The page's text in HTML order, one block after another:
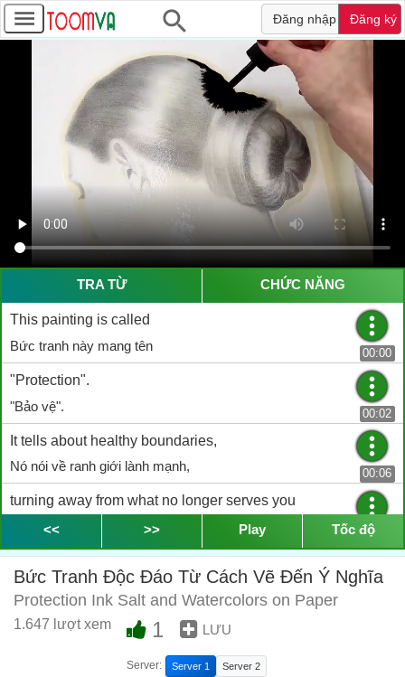
Đăng nhập Đăng ký
TRA TỪ CHỨC NĂNG
This painting is called
Bức tranh này mang tên
00:00
"Protection".
"Bảo vệ".
00:02
It tells about healthy boundaries,
Nó nói về ranh giới lành mạnh,
00:06
turning away from what no longer serves you
về việc quay lưng lại với những gì không còn tốt với ta
00:08
and the ability to find strength even in vulnerability.
và khả năng tìm thấy sức mạnh ngay cả khi ta dễ bị tổn thương.
<< >> Play Tốc độ
Bức Tranh Độc Đáo Từ Cách Vẽ Đến Ý Nghĩa
Protection Ink Salt and Watercolors on Paper
1.647 lượt xem 1 LƯU
Server: Server 1 Server 2